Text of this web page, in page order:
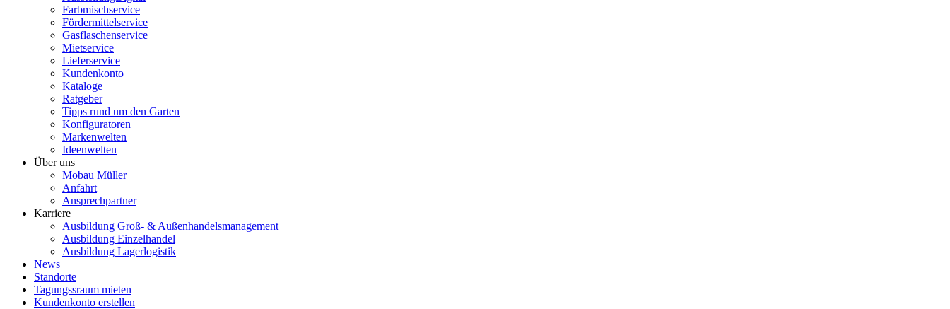
Farbmischservice
Fördermittelservice
Gasflaschenservice
Mietservice
Lieferservice
Kundenkonto
Kataloge
Ratgeber
Tipps rund um den Garten
Konfiguratoren
Markenwelten
Ideenwelten
Über uns
Mobau Müller
Anfahrt
Ansprechpartner
Karriere
Ausbildung Groß- & Außenhandelsmanagement
Ausbildung Einzelhandel
Ausbildung Lagerlogistik
News
Standorte
Tagungssraum mieten
Kundenkonto erstellen